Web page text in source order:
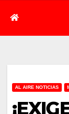
AL AIRE NOTICIAS